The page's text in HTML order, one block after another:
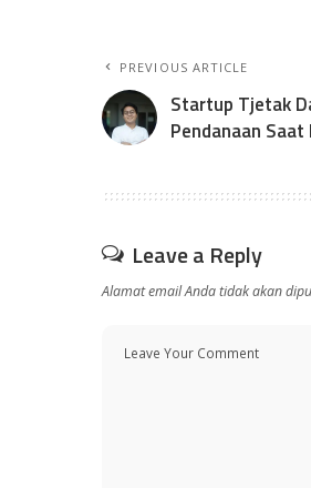
PREVIOUS ARTICLE
Startup Tjetak
Pendanaan Saat
Leave a Reply
Alamat email Anda tidak akan